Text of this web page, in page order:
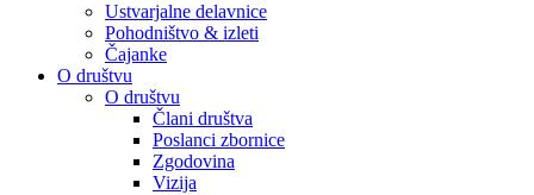
Ustvarjalne delavnice
Pohodništvo & izleti
Čajanke
O društvu
O društvu
Člani društva
Poslanci zbornice
Zgodovina
Vizija